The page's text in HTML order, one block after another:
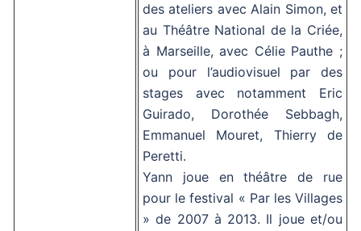
des ateliers avec Alain Simon, et
au Théâtre National de la Criée,
à Marseille, avec Célie Pauthe ;
ou pour l’audiovisuel par des
stages avec notamment Eric
Guirado, Dorothée Sebbagh,
Emmanuel Mouret, Thierry de
Peretti.
Yann joue en théâtre de rue
pour le festival « Par les Villages
» de 2007 à 2013. Il joue et/ou